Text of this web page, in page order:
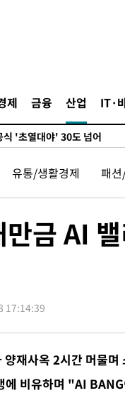
제 금융 산업 IT·
축구협회·축구회관 등 압
과잉생산 결과 발표 8월 중
시장에 백승주·윤난실
내린 797.44 출발
달 연속 사상 최대
도 관측 가능성도
기대속 뉴욕증시 혼조 마
와 소통하기가 매우 어려워
맹공…"공산주의가 최대 위
란 호르무즈 통제권' 수용
대 안해…안정 전력 위해 불
한축구협회·축구회관 등 압
유통/생활경제 패
금 AI
17:14:39
재사옥 2시간 머물며
에 비유하며 "AI